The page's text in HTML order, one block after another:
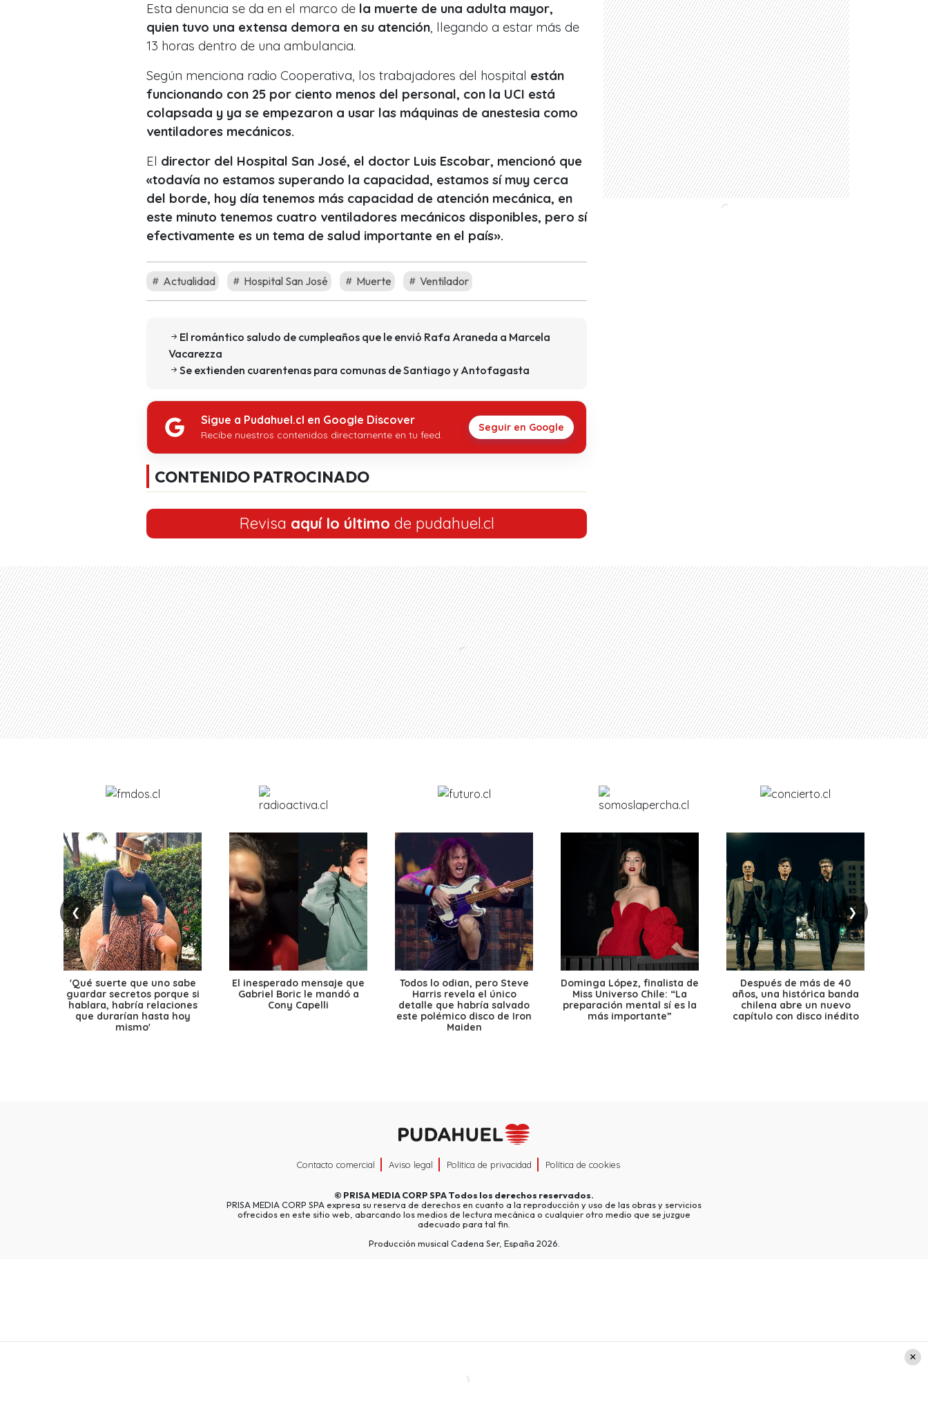
Esta denuncia se da en el marco de la muerte de una adulta mayor,
quien tuvo una extensa demora en su atención, llegando a estar más de
13 horas dentro de una ambulancia.
Según menciona radio Cooperativa, los trabajadores del hospital están
funcionando con 25 por ciento menos del personal, con la UCI está
colapsada y ya se empezaron a usar las máquinas de anestesia como
ventiladores mecánicos.
El director del Hospital San José, el doctor Luis Escobar, mencionó que
«todavía no estamos superando la capacidad, estamos sí muy cerca
del borde, hoy día tenemos más capacidad de atención mecánica, en
este minuto tenemos cuatro ventiladores mecánicos disponibles, pero sí
efectivamente es un tema de salud importante en el país».
Actualidad Hospital San José Muerte Ventilador
El romántico saludo de cumpleaños que le envió Rafa Araneda a Marcela
Vacarezza
Se extienden cuarentenas para comunas de Santiago y Antofagasta
Sigue a Pudahuel.cl en Google Discover
Recibe nuestros contenidos directamente en tu feed.
Seguir en Google
CONTENIDO PATROCINADO
Revisa aquí lo último de pudahuel.cl
❮ ❯
'Qué suerte que uno sabe
guardar secretos porque si
hablara, habría relaciones
que durarían hasta hoy
mismo'
El inesperado mensaje que
Gabriel Boric le mandó a
Cony Capelli
Todos lo odian, pero Steve
Harris revela el único
detalle que habría salvado
este polémico disco de Iron
Maiden
Dominga López, finalista de
Miss Universo Chile: “La
preparación mental sí es la
más importante”
Después de más de 40
años, una histórica banda
chilena abre un nuevo
capítulo con disco inédito
Contacto comercial Aviso legal Política de privacidad Política de cookies
© PRISA MEDIA CORP SPATodos los derechos reservados.
PRISA MEDIA CORP SPA expresa su reserva de derechos en cuanto a la reproducción y uso de las obras y servicios
ofrecidos en este sitio web, abarcando los medios de lectura mecánica o cualquier otro medio que se juzgue
adecuado para tal fin.
Producción musical Cadena Ser, España 2026.